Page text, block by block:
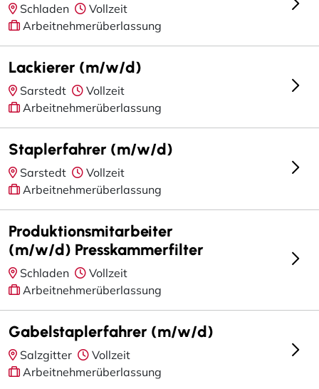
Schladen
Vollzeit
Arbeitnehmerüberlassung
Lackierer (m/w/d)
Sarstedt
Vollzeit
Arbeitnehmerüberlassung
Staplerfahrer (m/w/d)
Sarstedt
Vollzeit
Arbeitnehmerüberlassung
Produktionsmitarbeiter
(m/w/d) Presskammerfilter
Schladen
Vollzeit
Arbeitnehmerüberlassung
Gabelstaplerfahrer (m/w/d)
Salzgitter
Vollzeit
Arbeitnehmerüberlassung